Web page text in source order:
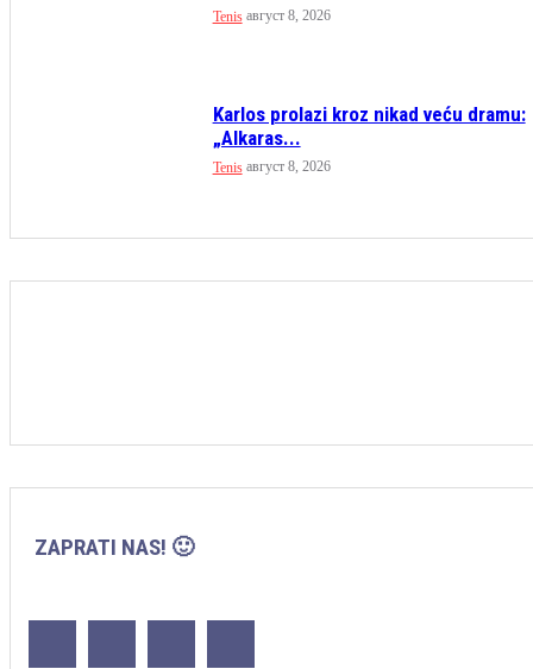
Tenis август 8, 2026
Karlos prolazi kroz nikad veću dramu:
„Alkaras...
Tenis август 8, 2026
ZAPRATI NAS! 🙂